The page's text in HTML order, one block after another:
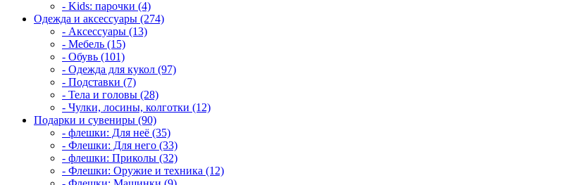
- Kids: парочки (4)
Одежда и аксессуары (274)
- Аксессуары (13)
- Мебель (15)
- Обувь (101)
- Одежда для кукол (97)
- Подставки (7)
- Тела и головы (28)
- Чулки, лосины, колготки (12)
Подарки и сувениры (90)
- флешки: Для неё (35)
- Флешки: Для него (33)
- флешки: Приколы (32)
- Флешки: Оружие и техника (12)